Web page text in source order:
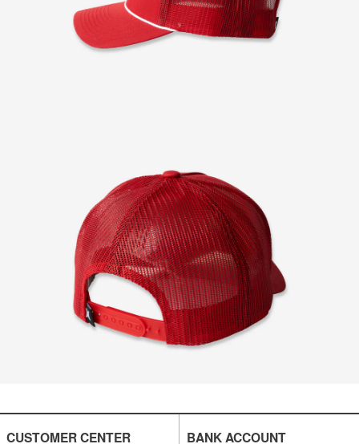
CUSTOMER CENTER BANK ACCOUNT